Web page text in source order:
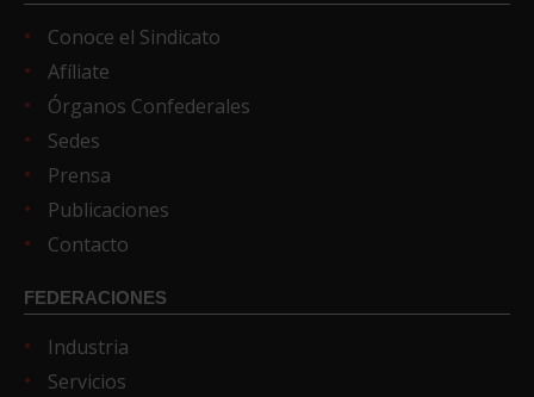
Conoce el Sindicato
Afíliate
Órganos Confederales
Sedes
Prensa
Publicaciones
Contacto
FEDERACIONES
Industria
Servicios